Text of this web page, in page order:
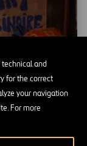
technical and
for the correct
your navigation
For more